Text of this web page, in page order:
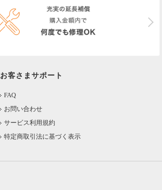
お客さまサポート
FAQ
お問い合わせ
サービス利用規約
特定商取引法に基づく表示